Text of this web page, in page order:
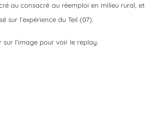
au consacré au réemploi en milieu rural, et
sur l’expérience du Teil (07).
sur l’image pour voir le replay.